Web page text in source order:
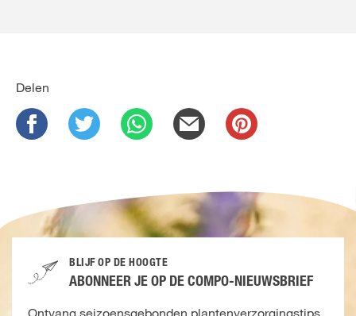
Delen
BLIJF OP DE HOOGTE
ABONNEER JE OP DE COMPO-NIEUWSBRIEF
Ontvang seizoensgebonden plantenverzorgingstips